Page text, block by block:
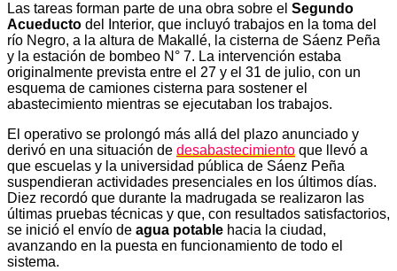
Las tareas forman parte de una obra sobre el Segundo
Acueducto del Interior, que incluyó trabajos en la toma del
río Negro, a la altura de Makallé, la cisterna de Sáenz Peña
y la estación de bombeo N° 7. La intervención estaba
originalmente prevista entre el 27 y el 31 de julio, con un
esquema de camiones cisterna para sostener el
abastecimiento mientras se ejecutaban los trabajos.
El operativo se prolongó más allá del plazo anunciado y
derivó en una situación de desabastecimiento que llevó a
que escuelas y la universidad pública de Sáenz Peña
suspendieran actividades presenciales en los últimos días.
Diez recordó que durante la madrugada se realizaron las
últimas pruebas técnicas y que, con resultados satisfactorios,
se inició el envío de agua potable hacia la ciudad,
avanzando en la puesta en funcionamiento de todo el
sistema.